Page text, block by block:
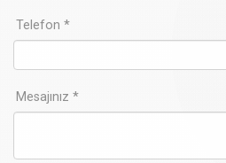
Telefon *
Mesajınız *